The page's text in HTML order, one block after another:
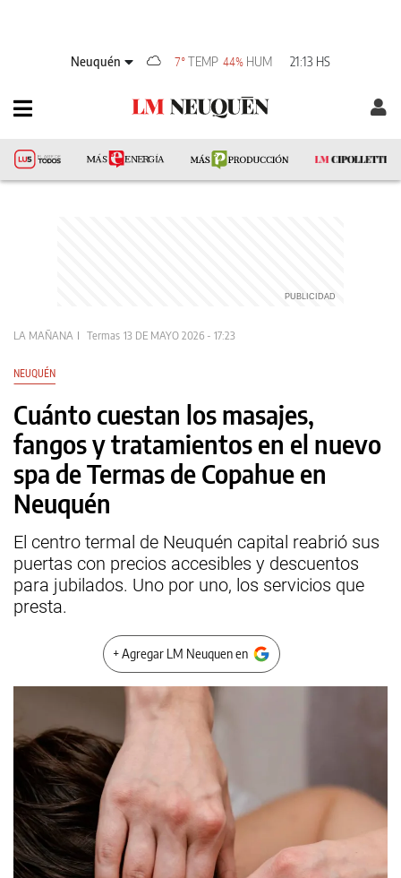
Neuquén 7°TEMP 44% HUM 21:13 HS
LA MAÑANA Termas 13 DE MAYO 2026 - 17:23
NEUQUÉN
Cuánto cuestan los masajes,
fangos y tratamientos en el nuevo
spa de Termas de Copahue en
Neuquén
El centro termal de Neuquén capital reabrió sus
puertas con precios accesibles y descuentos
para jubilados. Uno por uno, los servicios que
presta.
+ Agregar LM Neuquen en